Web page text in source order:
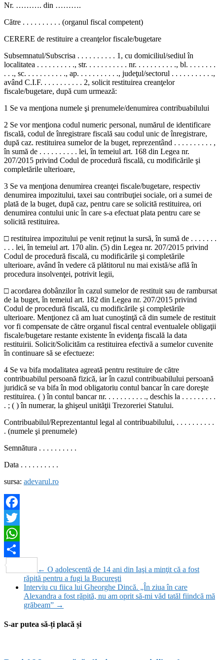
Nr. ………. din ……….
Către . . . . . . . . . . (organul fiscal competent)
CERERE de restituire a creanţelor fiscale/bugetare
Subsemnatul/Subscrisa . . . . . . . . . . 1, cu domiciliul/sediul în
localitatea . . . . . . . . . ., str. . . . . . . . . . . nr. . . . . . . . . . ., bl. . . . . . . .
. . ., sc. . . . . . . . . . ., ap. . . . . . . . . . ., judeţul/sectorul . . . . . . . . . . .,
având C.I.F. . . . . . . . . . . 2, solicit restituirea creanţelor
fiscale/bugetare, după cum urmează:
1 Se va menţiona numele şi prenumele/denumirea contribuabilului
2 Se vor menţiona codul numeric personal, numărul de identificare
fiscală, codul de înregistrare fiscală sau codul unic de înregistrare,
după caz. restituirea sumelor de la buget, reprezentând . . . . . . . . . . ,
în sumă de . . . . . . . . . . lei, în temeiul art. 168 din Legea nr.
207/2015 privind Codul de procedură fiscală, cu modificările şi
completările ulterioare,
3 Se va menţiona denumirea creanţei fiscale/bugetare, respectiv
denumirea impozitului, taxei sau contribuţiei sociale, ori a sumei de
plată de la buget, după caz, pentru care se solicită restituirea, ori
denumirea contului unic în care s-a efectuat plata pentru care se
solicită restituirea.
□ restituirea impozitului pe venit reţinut la sursă, în sumă de . . . . . . .
. . . lei, în temeiul art. 170 alin. (5) din Legea nr. 207/2015 privind
Codul de procedură fiscală, cu modificările şi completările
ulterioare, având în vedere că plătitorul nu mai există/se află în
procedura insolvenţei, potrivit legii,
□ acordarea dobânzilor în cazul sumelor de restituit sau de rambursat
de la buget, în temeiul art. 182 din Legea nr. 207/2015 privind
Codul de procedură fiscală, cu modificările şi completările
ulterioare. Menţionez că am luat cunoştinţă că din sumele de restituit
vor fi compensate de către organul fiscal central eventualele obligaţii
fiscale/bugetare restante existente în evidenţa fiscală la data
restituirii. Solicit/Solicităm ca restituirea efectivă a sumelor cuvenite
în continuare să se efectueze:
4 Se va bifa modalitatea agreată pentru restituire de către
contribuabilul persoană fizică, iar în cazul contribuabilului persoană
juridică se va bifa în mod obligatoriu contul bancar în care doreşte
restituirea. ( ) în contul bancar nr. . . . . . . . . . ., deschis la . . . . . . . . .
. ; ( ) în numerar, la ghişeul unităţii Trezoreriei Statului.
Contribuabilul/Reprezentantul legal al contribuabilului, . . . . . . . . . .
. (numele şi prenumele)
Semnătura . . . . . . . . . .
Data . . . . . . . . . .
sursa: adevarul.ro
Facebook
Twitter
WhatsApp
Partajează
← O adolescentă de 14 ani din Iaşi a minţit că a fost
răpită pentru a fugi la Bucureşti
Interviu cu fiica lui Gheorghe Dincă. „În ziua în care
Alexandra a fost răpită, nu am oprit să-mi văd tatăl fiindcă mă
grăbeam” →
S-ar putea să-ți placă și